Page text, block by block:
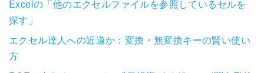
Excelの「他のエクセルファイルを参照しているセルを
探す」
エクセル達人への近道か：変換・無変換キーの賢い使い
方